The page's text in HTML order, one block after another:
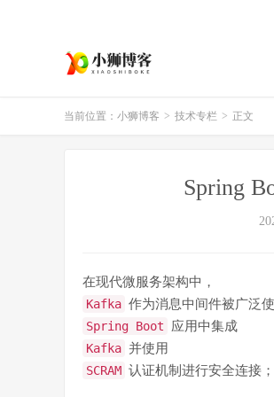
当前位置： 小狮博客 > 技术专栏 > 正文
Spring
在现代微服务架构中，
Kafka 作为消息中间件被广泛
Spring Boot
应用中集成
Kafka 并使用
SCRAM 认证机制进行安全连接